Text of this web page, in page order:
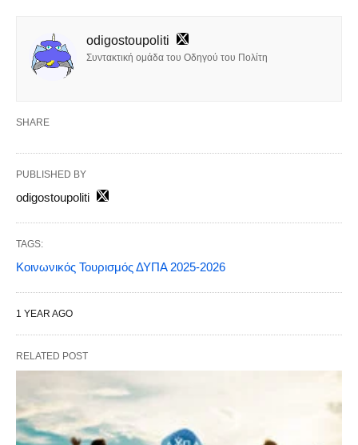
odigostoupoliti
Συντακτική ομάδα του Οδηγού του Πολίτη
SHARE
PUBLISHED BY
odigostoupoliti
TAGS:
Κοινωνικός Τουρισμός ΔΥΠΑ 2025-2026
1 YEAR AGO
RELATED POST